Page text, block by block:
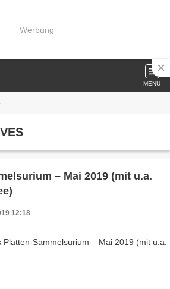
Werbung
MENU
– Mai 2019 (mit u.a.
12:18